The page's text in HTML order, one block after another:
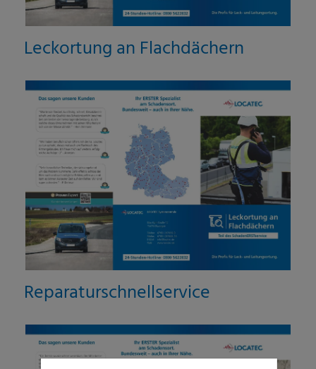
Leckortung an Flachdächern
Reparaturschnellservice